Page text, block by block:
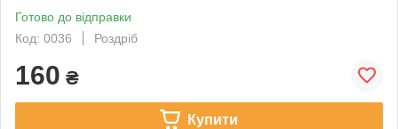
Готово до відправки
Код: 0036
Роздріб
160 ₴
Купити